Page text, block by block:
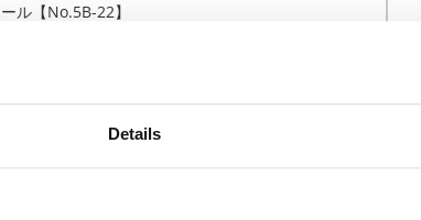
Details
【No.5B-22】
）
貸し出しも承ります】